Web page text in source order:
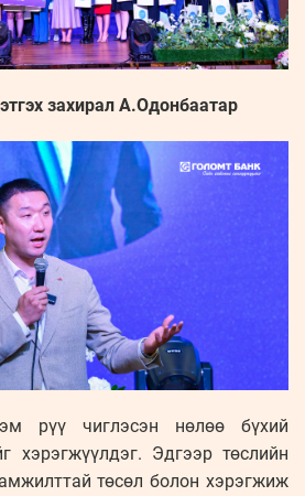
захирал А.Одонбаатар
рүү чиглэсэн нөлөө бүхий
хэрэгжүүлдэг. Эдгээр төслийн
төсөл болон хэрэгжиж